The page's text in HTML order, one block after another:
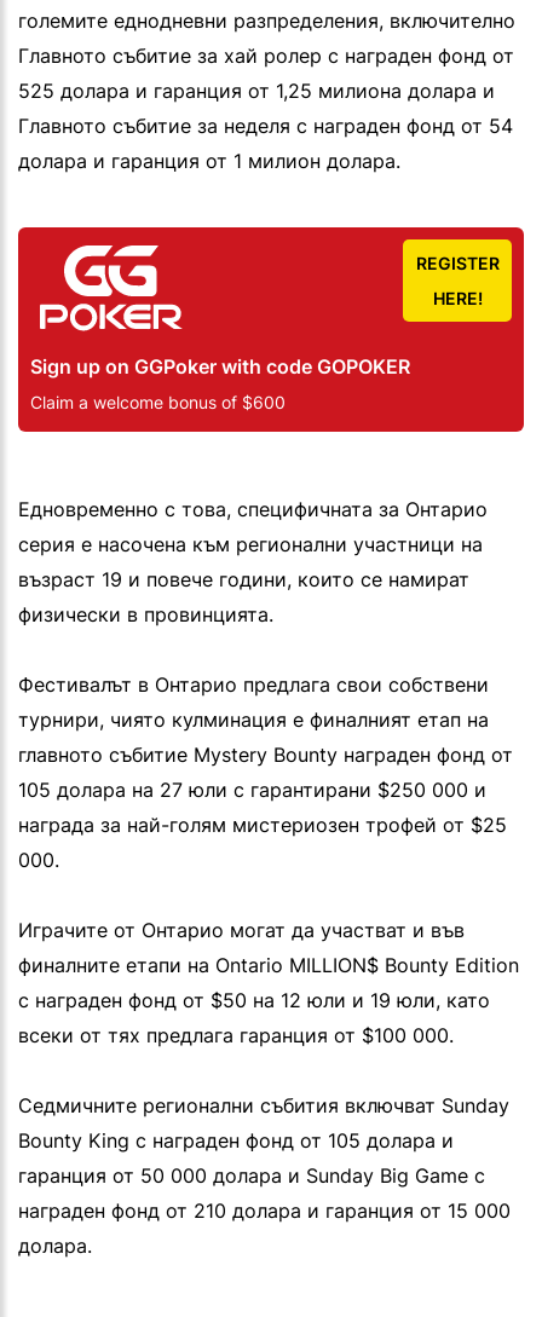
големите еднодневни разпределения, включително
Главното събитие за хай ролер с награден фонд от
525 долара и гаранция от 1,25 милиона долара и
Главното събитие за неделя с награден фонд от 54
долара и гаранция от 1 милион долара.
Sign up on GGPoker with code GOPOKER
Claim a welcome bonus of $600
REGISTER
HERE!
Едновременно с това, специфичната за Онтарио
серия е насочена към регионални участници на
възраст 19 и повече години, които се намират
физически в провинцията.
Фестивалът в Онтарио предлага свои собствени
турнири, чиято кулминация е финалният етап на
главното събитие Mystery Bounty награден фонд от
105 долара на 27 юли с гарантирани $250 000 и
награда за най-голям мистериозен трофей от $25
000.
Играчите от Онтарио могат да участват и във
финалните етапи на Ontario MILLION$ Bounty Edition
с награден фонд от $50 на 12 юли и 19 юли, като
всеки от тях предлага гаранция от $100 000.
Седмичните регионални събития включват Sunday
Bounty King с награден фонд от 105 долара и
гаранция от 50 000 долара и Sunday Big Game с
награден фонд от 210 долара и гаранция от 15 000
долара.